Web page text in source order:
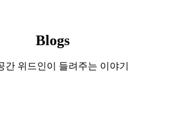
Blogs
간 위드인이 들려주는 이야기